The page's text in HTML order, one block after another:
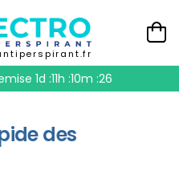
1d :11h :10m :26
des